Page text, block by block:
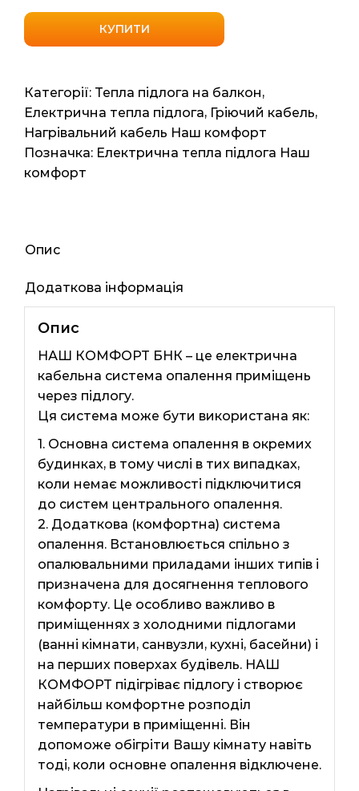
нагрівальний
"Наш
комфорт"
111мп
1500м2
1500
Вт
кількість
КУПИТИ
Категорії: Тепла підлога на балкон,
Електрична тепла підлога, Гріючий кабель,
Нагрівальний кабель Наш комфорт
Позначка: Електрична тепла підлога Наш
комфорт
Опис
Додаткова інформація
Опис
НАШ КОМФОРТ БНК – це електрична
кабельна система опалення приміщень
через підлогу.
Ця система може бути використана як:
1. Основна система опалення в окремих
будинках, в тому числі в тих випадках,
коли немає можливості підключитися
до систем центрального опалення.
2. Додаткова (комфортна) система
опалення. Встановлюється спільно з
опалювальними приладами інших типів і
призначена для досягнення теплового
комфорту. Це особливо важливо в
приміщеннях з холодними підлогами
(ванні кімнати, санвузли, кухні, басейни) і
на перших поверхах будівель. НАШ
КОМФОРТ підігріває підлогу і створює
найбільш комфортне розподіл
температури в приміщенні. Він
допоможе обігріти Вашу кімнату навіть
тоді, коли основне опалення відключене.